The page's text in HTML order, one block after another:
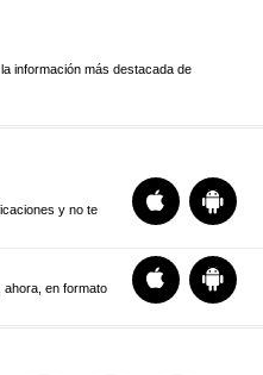
información más destacada de
y no te
ahora, en formato